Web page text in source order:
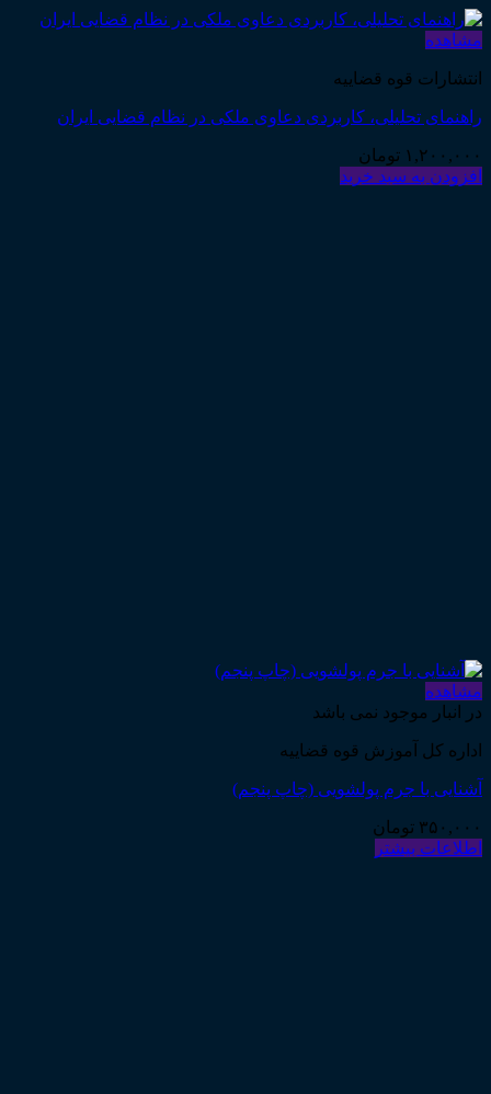
مشاهده
انتشارات قوه قضاییه
راهنمای تحلیلی، کاربردی دعاوی ملکی در نظام قضایی ایران
۱,۲۰۰,۰۰۰ تومان
افزودن به سبد خرید
مشاهده
در انبار موجود نمی باشد
اداره کل آموزش قوه قضاییه
آشنایی با جرم پولشویی (چاپ پنجم)
۳۵۰,۰۰۰ تومان
اطلاعات بیشتر